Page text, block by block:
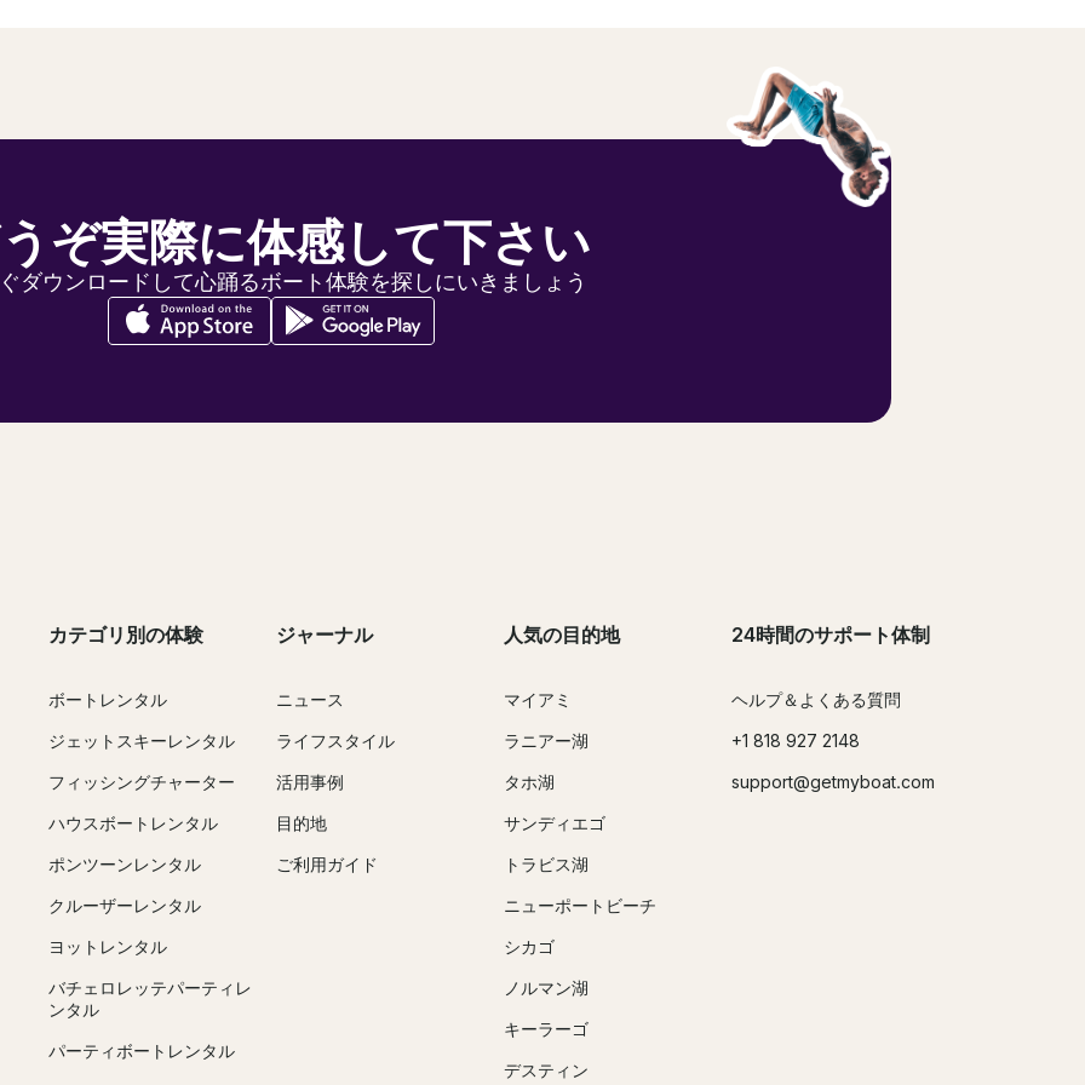
ぞ実際に体感して下さい
ダウンロードして心踊るボート体験を探しにいきましょう
カテゴリ別の体験
ボートレンタル
ジェットスキーレンタル
フィッシングチャーター
ハウスボートレンタル
ポンツーンレンタル
クルーザーレンタル
ヨットレンタル
バチェロレッテパーティレ
ンタル
パーティボートレンタル
ジャーナル
ニュース
ライフスタイル
活用事例
目的地
ご利用ガイド
人気の目的地
マイアミ
ラニアー湖
タホ湖
サンディエゴ
トラビス湖
ニューポートビーチ
シカゴ
ノルマン湖
キーラーゴ
デスティン
24時間のサポート体制
ヘルプ＆よくある質問
+1 818 927 2148
support@getmyboat.com